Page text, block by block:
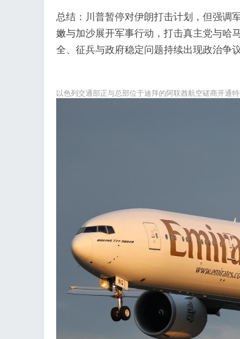
总结：川普暂停对伊朗打击计划，但强调
嫩与加沙展开军事行动，打击真主党与哈
全、征兵与政府稳定问题持续出现政治争议
以色列交通部正与总部位于迪拜的阿联酋航空磋商开通